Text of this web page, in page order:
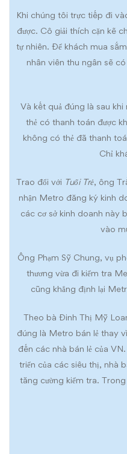
Khi chúng tôi trực tiếp đi
được. Cô giải thích cặn kẽ
tự nhiên. Để khách mua
nhân viên thu ngân sẽ
Và kết quả đúng là sau
thẻ có thanh toán được
không có thẻ đã thanh
Chỉ
Trao đổi với Tuổi Trẻ, ông
nhận Metro đăng ký kinh
các cơ sở kinh doanh này
vào
Ông Phạm Sỹ Chung, vụ
thương vừa đi kiểm tra
cũng khẳng định lại
Theo bà Đinh Thị Mỹ
đúng là Metro bán lẻ thay
đến các nhà bán lẻ của
triển của các siêu thị, nhà
tăng cường kiểm tra.